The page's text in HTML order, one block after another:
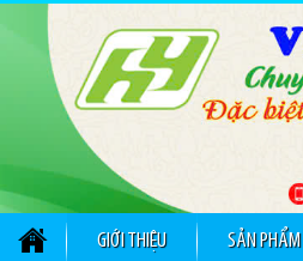
GIỚI THIỆU SẢN PHẨM
GỠ KIM BẤM TTH 029